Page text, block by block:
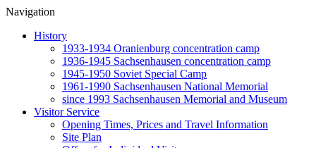
Navigation
History
1933-1934 Oranienburg concentration camp
1936-1945 Sachsenhausen concentration camp
1945-1950 Soviet Special Camp
1961-1990 Sachsenhausen National Memorial
since 1993 Sachsenhausen Memorial and Museum
Visitor Service
Opening Times, Prices and Travel Information
Site Plan